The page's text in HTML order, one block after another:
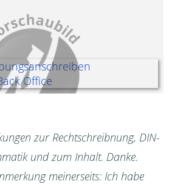
zur Rechtschreibnung, DIN-
und zum Inhalt. Danke.
meinerseits: Ich habe